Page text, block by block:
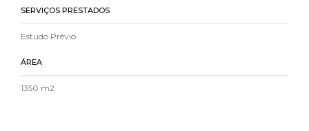
SERVIÇOS PRESTADOS
Estudo Prévio
ÁREA
1350 m2